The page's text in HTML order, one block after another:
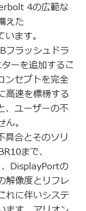
4の広範な
えた
ます。
フラッシュドラ
ーを追加するこ
ンセプトを完全
高速を標榜する
、ユーザーの不
。
合とそのソリ
まで、
DisplayPortの
解像度とリフレ
れに伴いシステ